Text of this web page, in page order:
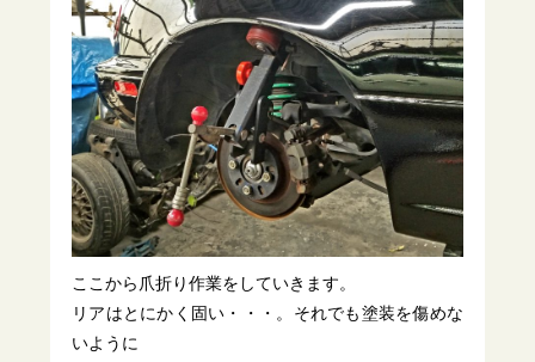
ここから爪折り作業をしていきます。
リアはとにかく固い・・・。それでも塗装を傷めな
いように